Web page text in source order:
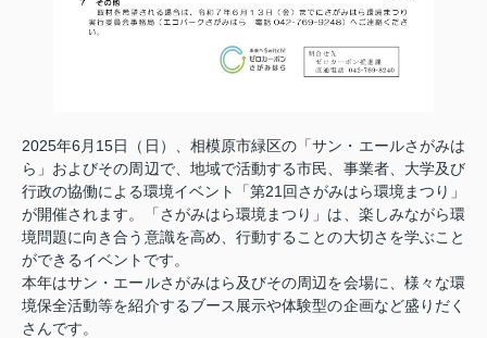
2025年6 月 15日（日）、相模原市緑区の「サン・エールさがみは
ら」およびその周辺で、地域で活動する市民、事業者、大学及び
行政の協働による環境イベント「第21 回さがみはら環境まつり」
が開催されます。「さがみはら環境まつり」は、楽しみながら環
境問題に向き合う意識を高め、行動することの大切さを学ぶこと
ができるイベントです。
本年はサン・エールさがみはら及びその周辺を会場に、様々な環
境保全活動等を紹介するブース展示や体験型の企画など盛りだく
さんです。